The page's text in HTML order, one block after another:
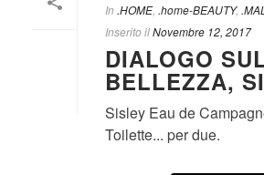
In .HOME, .home-BEAUTY,
Inserito ilNovembre 12, 2017
DIALOGO
BELLEZZA,
Sisley Eau de
Toilette... per due.